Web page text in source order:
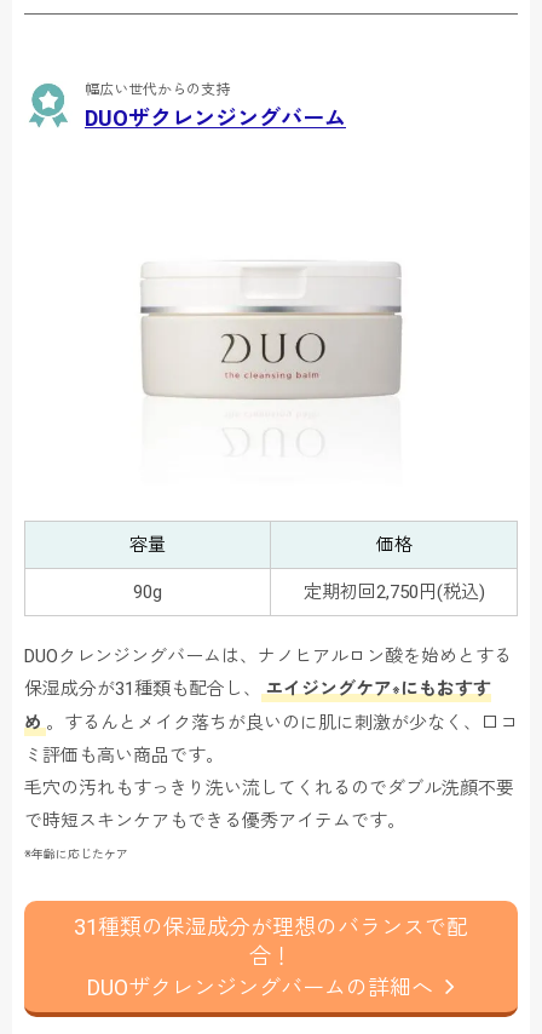
幅広い世代からの支持
DUOザクレンジングバーム
容量 価格
90g 定期初回2,750円(税込)
DUOクレンジングバームは、ナノヒアルロン酸を始めとする
保湿成分が31種類も配合し、
エイジングケア※にもおすす
め 。するんとメイク落ちが良いのに肌に刺激が少なく、口コ
ミ評価も高い商品です。
毛穴の汚れもすっきり洗い流してくれるのでダブル洗顔不要
で時短スキンケアもできる優秀アイテムです。
※年齢に応じたケア
31種類の保湿成分が理想のバランスで配
合！
DUOザクレンジングバームの詳細へ